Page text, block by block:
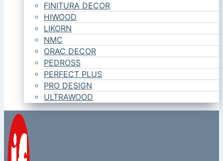
FINITURA DECOR
HIWOOD
LIKORN
NMC
ORAC DECOR
PEDROSS
PERFECT PLUS
PRO DESIGN
ULTRAWOOD